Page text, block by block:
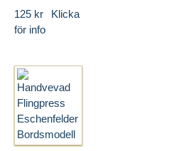
125 kr
Klicka
för info